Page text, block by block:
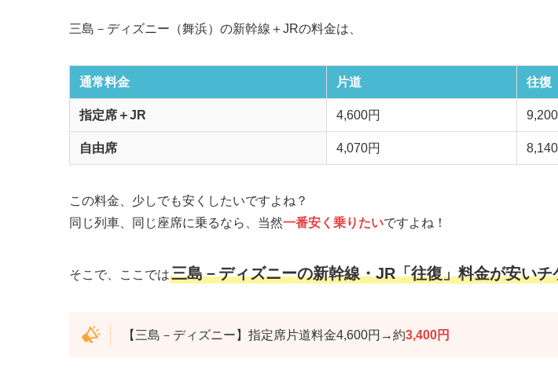
三島－ディズニー（舞浜）の新幹線＋JRの料金は、
通常料金 片道 往復
指定席＋JR 4,600円
自由席 4,070円
この料金、少しでも安くしたいですよね？
同じ列車、同じ座席に乗るなら、当然一番安く乗りたいですよね！
そこで、ここでは三島－ディズニーの新幹線・JR「往復」料金が安いチ
【三島－ディズニー】指定席片道料金4,600円→約3,400円